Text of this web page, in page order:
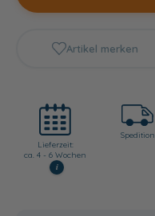
Artikel merken
Lieferzeit:
ca. 4 - 6 Wochen
i
Spedition